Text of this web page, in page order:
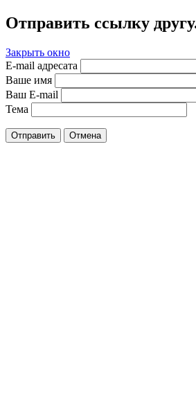
Отправить ссылку
Закрыть окно
E-mail адресата
Ваше имя
Ваш E-mail
Тема
Отправить Отмена